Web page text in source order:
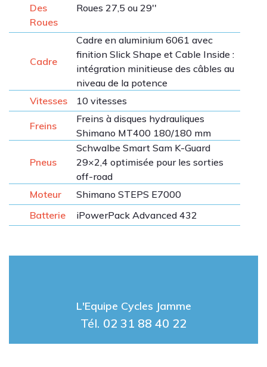
Des
Roues
Roues 27,5 ou 29''
Cadre
Cadre en aluminium 6061 avec
finition Slick Shape et Cable Inside :
intégration minitieuse des câbles au
niveau de la potence
Vitesses
10 vitesses
Freins
Freins à disques hydrauliques
Shimano MT400 180/180 mm
Pneus
Schwalbe Smart Sam K-Guard
29×2,4 optimisée pour les sorties
off-road
Moteur
Shimano STEPS E7000
Batterie
iPowerPack Advanced 432
L'Equipe Cycles Jamme
Tél. 02 31 88 40 22